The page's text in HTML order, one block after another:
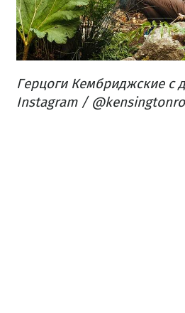
Герцоги Кембриджские с
Instagram /